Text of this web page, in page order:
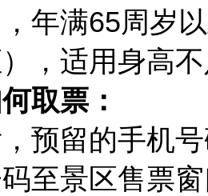
年满65周岁
，适用身高
取票：
预留的手机
至景区售票